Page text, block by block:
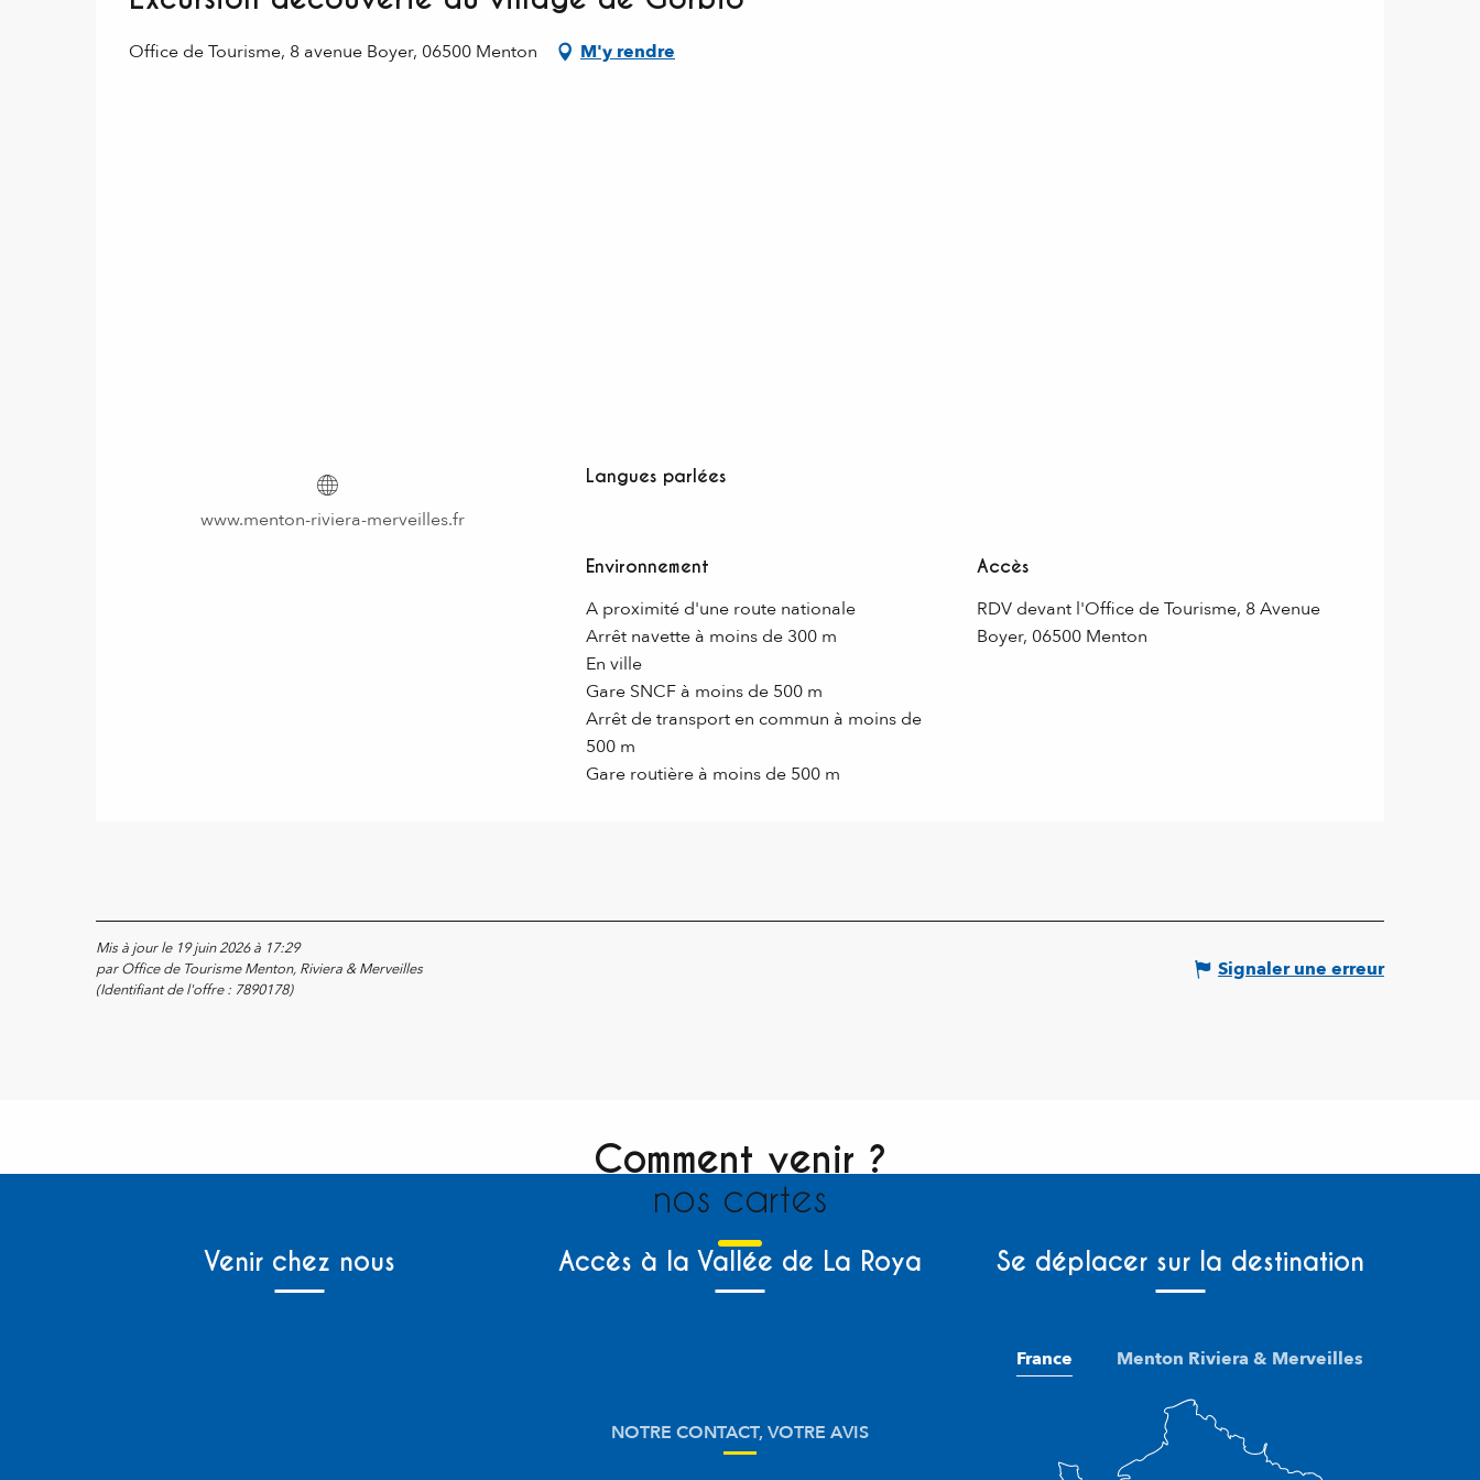
Office de Tourisme, 8 avenue Boyer, 06500 Menton M'y rendre
www.menton-riviera-merveilles.fr
Langues parlées
Langues parlées
Environnement
Environnement
A proximité d'une route nationale
Arrêt navette à moins de 300 m
En ville
Gare SNCF à moins de 500 m
Arrêt de transport en commun à moins de
500 m
Gare routière à moins de 500 m
Accès
Accès
RDV devant l'Office de Tourisme, 8 Avenue
Boyer, 06500 Menton
Mis à jour le 19 juin 2026 à 17:29
par Office de Tourisme Menton, Riviera & Merveilles
(Identifiant de l'offre : 7890178)
Signaler une erreur
Comment venir ?
nos cartes
Venir chez nous Accès à la Vallée de La Roya Se déplacer sur la destination
NOTRE CONTACT, VOTRE AVIS
France Menton Riviera & Merveilles